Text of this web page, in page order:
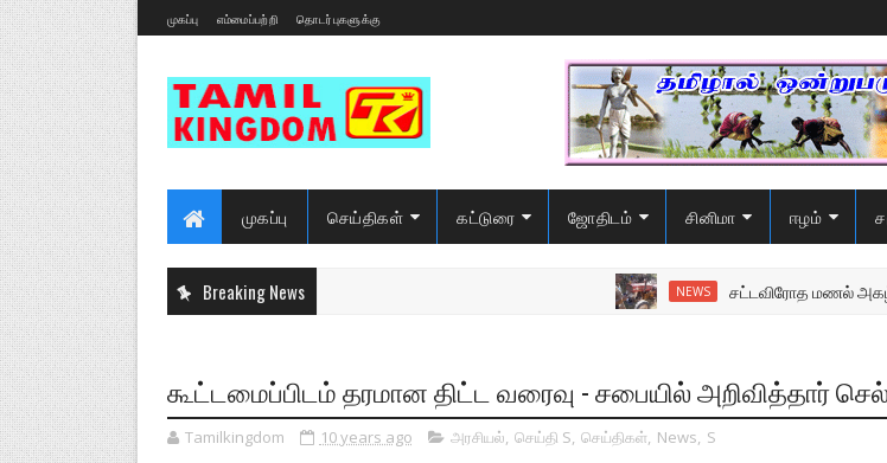
முகப்பு எம்மைப்பற்றி தொடர்புகளுக்கு
முகப்பு செய்திகள் கட்டுரை ஜோதிடம் சினிமா ஈழம்
Breaking News NEWS சட்டவிரோத மணல் அகழ்வு
கூட்டமைப்பிடம் தரமான திட்ட வரைவு - சபையில் அறிவித்தார்
Tamilkingdom 10 years ago அரசியல், செய்தி S, செய்திகள், News, S